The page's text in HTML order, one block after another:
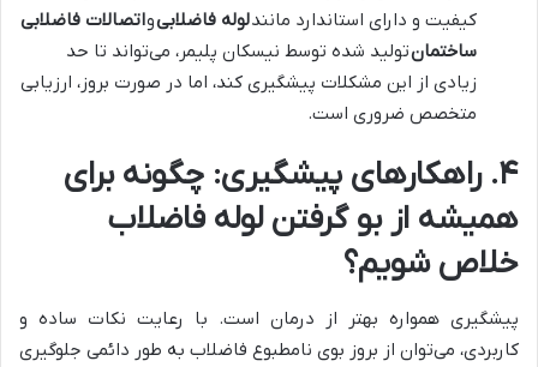
کیفیت و دارای استاندارد مانندلوله فاضلابیواتصالات فاضلابی
ساختمانتولید شده توسط نیسکان پلیمر، می‌تواند تا حد
زیادی از این مشکلات پیشگیری کند، اما در صورت بروز، ارزیابی
متخصص ضروری است.
۴. راهکارهای پیشگیری: چگونه برای
همیشه از بو گرفتن لوله فاضلاب
خلاص شویم؟
پیشگیری همواره بهتر از درمان است. با رعایت نکات ساده و
کاربردی، می‌توان از بروز بوی نامطبوع فاضلاب به طور دائمی جلوگیری